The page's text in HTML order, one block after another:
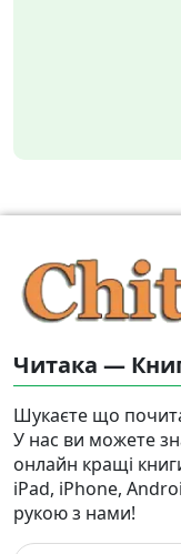
Читака —
Шукаєте що
У нас ви можете
онлайн кращі
iPad, iPhone,
рукою з нами!